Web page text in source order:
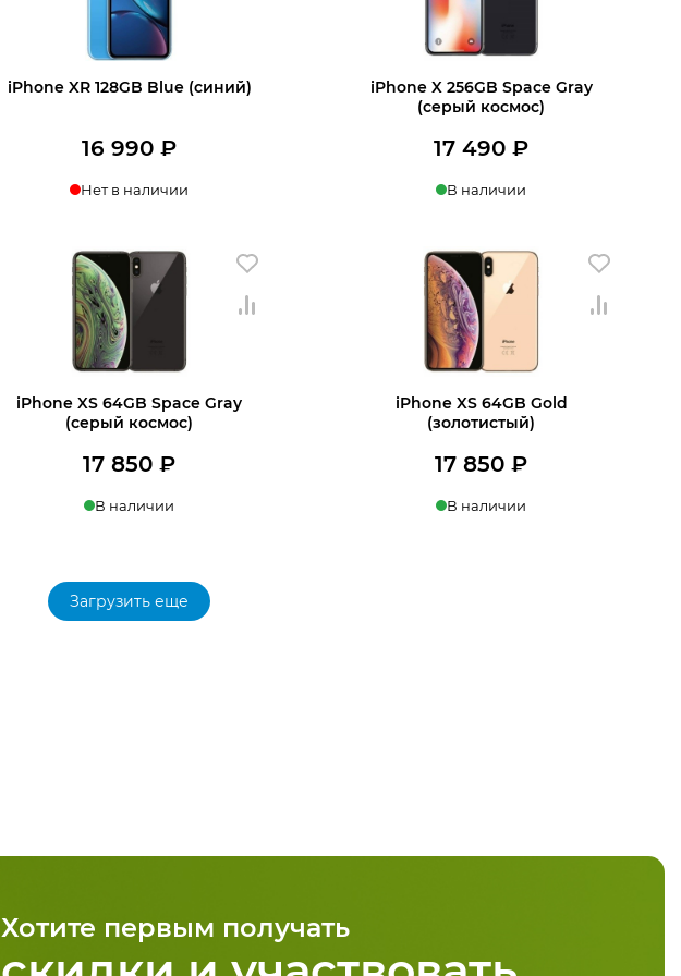
iPhone XR 128GB Blue (синий)
16 990₽
Нет в наличии
Узнать о поступлении
iPhone X 256GB Space Gray
(серый космос)
17 490₽
В наличии
Купить в 1 клик В корзину
iPhone XS 64GB Space Gray
(серый космос)
17 850₽
В наличии
iPhone XS 64GB Gold
(золотистый)
17 850₽
В наличии
Загрузить еще
Хотите первым получать